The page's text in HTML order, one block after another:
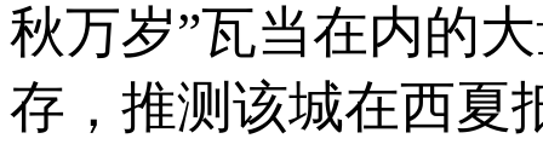
秋万岁”瓦当在内的
存，推测该城在西夏